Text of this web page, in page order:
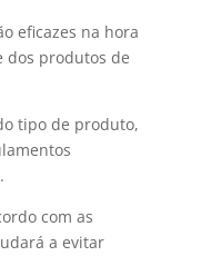
eficazes na hora
dos produtos de
tipo de produto,
com as
a evitar